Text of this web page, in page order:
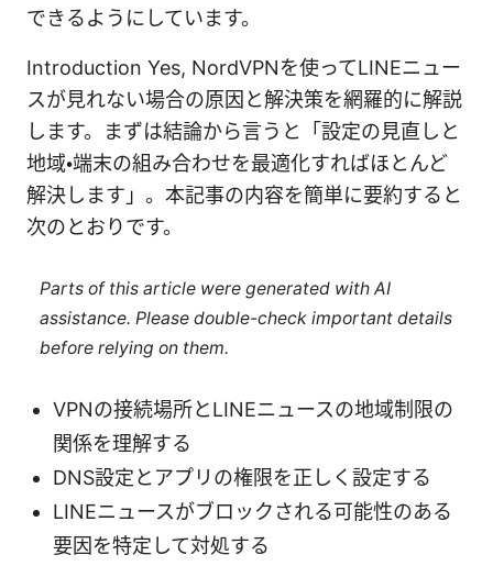
できるようにしています。
Introduction Yes, NordVPNを使ってLINEニュー
スが見れない場合の原因と解決策を網羅的に解説
します。まずは結論から言うと「設定の見直しと
地域・端末の組み合わせを最適化すればほとんど
解決します」。本記事の内容を簡単に要約すると
次のとおりです。
Parts of this article were generated with AI
assistance. Please double-check important details
before relying on them.
VPNの接続場所とLINEニュースの地域制限の
関係を理解する
DNS設定とアプリの権限を正しく設定する
LINEニュースがブロックされる可能性のある
要因を特定して対処する